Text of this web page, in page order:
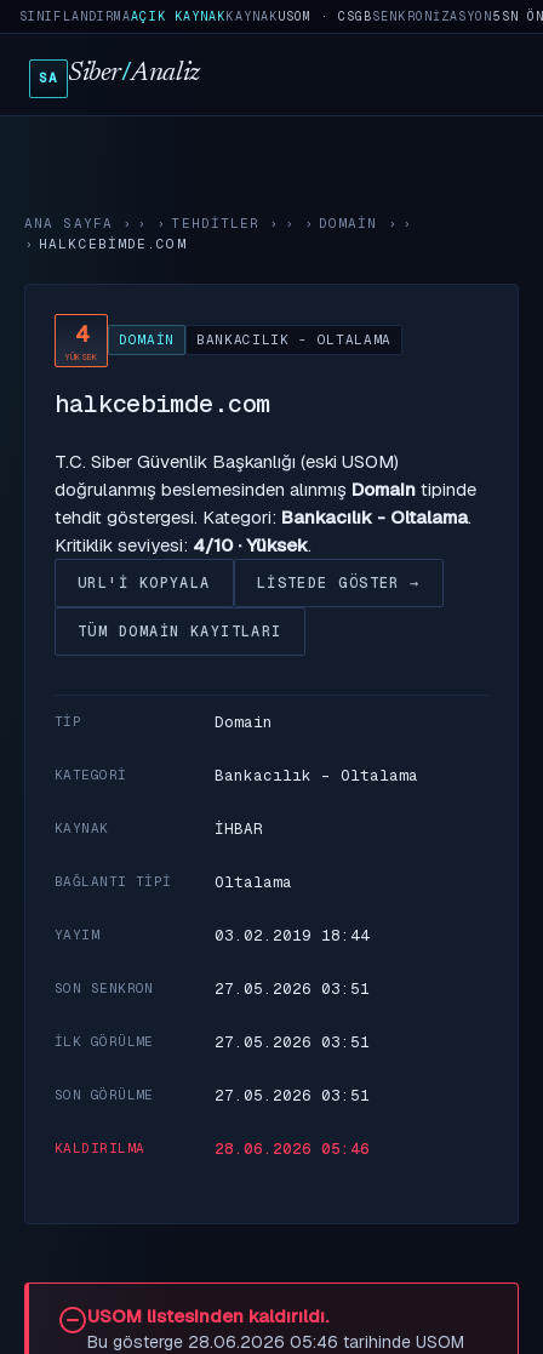
SINIFLANDIRMAAÇIK KAYNAKKAYNAKUSOM · CSGBSENKRONIZASYON5SN
SA Siber/Analiz
ANA SAYFA › TEHDITLER › DOMAIN
›
HALKCEBIMDE.COM
4
YÜKSEK
DOMAIN BANKACILIK - OLTALAMA
halkcebimde.com
T.C. Siber Güvenlik Başkanlığı (eski USOM)
doğrulanmış beslemesinden alınmış Domain tipinde
tehdit göstergesi. Kategori: Bankacılık - Oltalama.
Kritiklik seviyesi: 4/10 · Yüksek.
URL'I KOPYALA LISTEDE GÖSTER →
TÜM DOMAIN KAYITLARI
TIP Domain
KATEGORI Bankacılık - Oltalama
KAYNAK İHBAR
BAĞLANTI TIPI Oltalama
YAYIM 03.02.2019 18:44
SON SENKRON 27.05.2026 03:51
İLK GÖRÜLME 27.05.2026 03:51
SON GÖRÜLME 27.05.2026 03:51
KALDIRILMA 28.06.2026 05:46
USOM listesinden kaldırıldı.
Bu gösterge 28.06.2026 05:46 tarihinde USOM